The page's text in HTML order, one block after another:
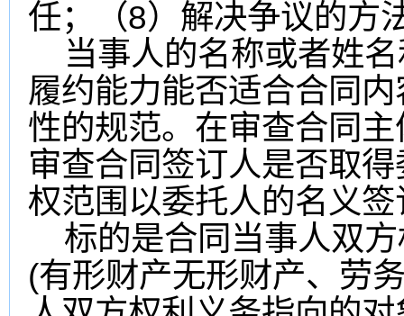
任；（8）解决争议的方
当事人的名称或者姓名
履约能力能否适合合同
性的规范。在审查合同
审查合同签订人是否取
权范围以委托人的名义签
标的是合同当事人双方
(有形财产无形财产、劳